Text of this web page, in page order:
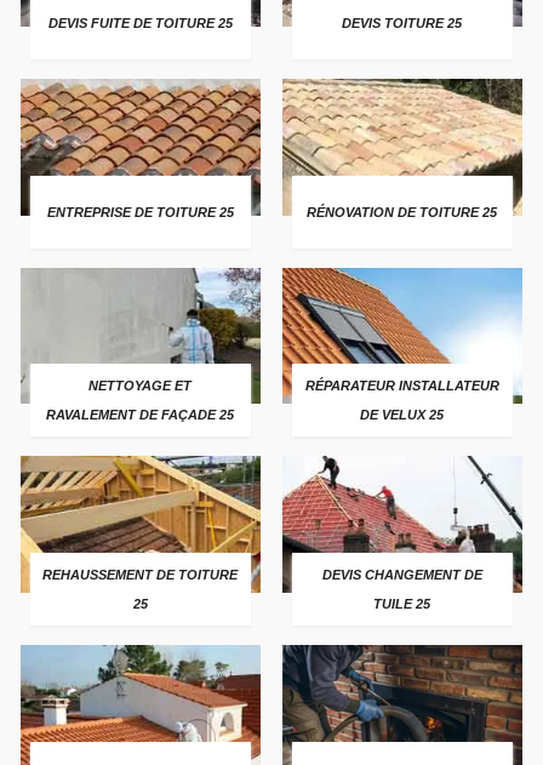
DEVIS FUITE DE TOITURE 25 DEVIS TOITURE 25
ENTREPRISE DE TOITURE 25 RÉNOVATION DE TOITURE 25
NETTOYAGE ET
RAVALEMENT DE FAÇADE 25
RÉPARATEUR INSTALLATEUR
DE VELUX 25
REHAUSSEMENT DE TOITURE
25
DEVIS CHANGEMENT DE
TUILE 25